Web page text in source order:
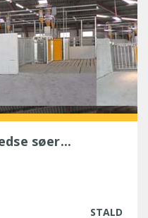
søer...
STALD